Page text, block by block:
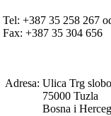
Tel: +387 35 258 267
Fax: +387 35 304 656
Adresa: Ulica Trg
75000 Tuzla
Bosna i